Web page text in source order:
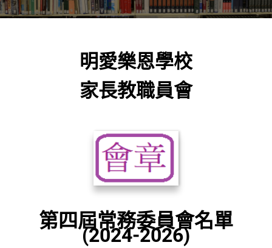
明愛樂恩學校
家長教職員會
第四屆常務委員會名單
(2024-2026)